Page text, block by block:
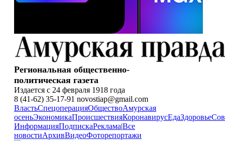
Региональная общественно-
политическая газета
Издается с 24 февраля 1918 года
8 (41-62) 35-17-91 novostiap@gmail.com
ВластьСпецоперацияОбществоАмурская
осеньЭкономикаПроисшествияКоронавирусЕдаЗдоровье
ИнформацияПодпискаРеклама|Все
новостиАрхивВидеоФоторепортажи